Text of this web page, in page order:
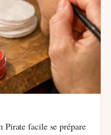
facile se prépare